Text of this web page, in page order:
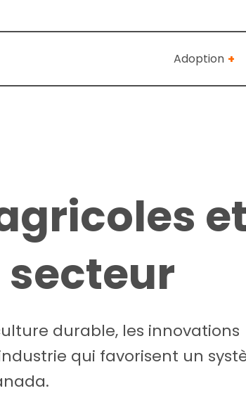
Adoption
et
durable, les innovations
qui favorisent un